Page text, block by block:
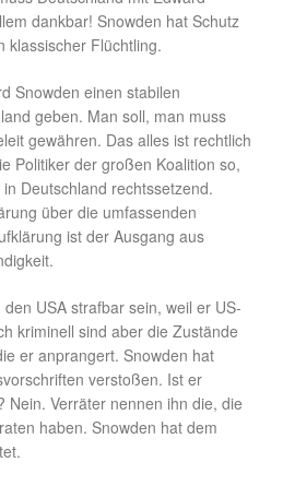
dankbar! Snowden hat Schutz
klassischer Flüchtling.
Snowden einen stabilen
geben. Man soll, man muss
gewähren. Das alles ist rechtlich
Politiker der großen Koalition so,
Deutschland rechtssetzend.
über die umfassenden
ist der Ausgang aus
USA strafbar sein, weil er US-
kriminell sind aber die Zustände
er anprangert. Snowden hat
verstoßen. Ist er
Nein. Verräter nennen ihn die, die
haben. Snowden hat dem